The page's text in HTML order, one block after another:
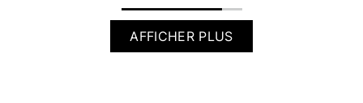
AFFICHER PLUS